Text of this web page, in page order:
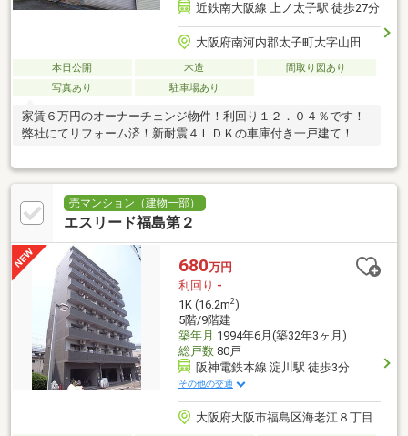
近鉄南大阪線 上ノ太子駅 徒歩27分
大阪府南河内郡太子町大字山田
本日公開 木造
間取り図あり
写真あり
駐車場あり
家賃６万円のオーナーチェンジ物件！利回り１２．０４％です！
弊社にてリフォーム済！新耐震４ＬＤＫの車庫付き一戸建て！
売マンション（建物一部）
エスリード福島第２
680万円
利回り -
1K (16.2m2)
5階/9階建
築年月 1994年6月(築32年3ヶ月)
総戸数80戸
阪神電鉄本線 淀川駅 徒歩3分
その他の交通
大阪府大阪市福島区海老江８丁目